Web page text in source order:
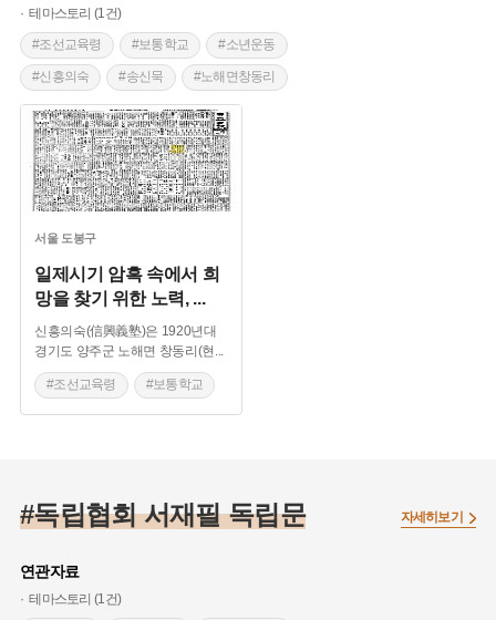
테마스토리 (1건)
#조선교육령
#보통학교 #소년운동
#신흥의숙 #송신묵 #노해면창동리
#창동소년회
서울 도봉구
일제시기 암흑 속에서 희
망을 찾기 위한 노력, ...
신흥의숙(信興義塾)은 1920년대
경기도 양주군 노해면 창동리(현 ...
#조선교육령 #보통학교
#소년운동 #신흥의숙
#독립협회 서재필 독립문
연관자료
테마스토리 (1건)
자세히보기